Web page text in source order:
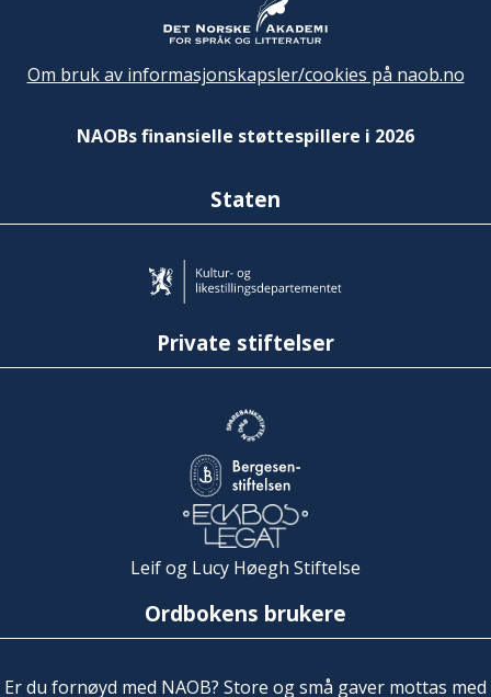
Om bruk av informasjonskapsler/cookies på naob.no
NAOBs finansielle støttespillere i 2026
Staten
Private stiftelser
Leif og Lucy Høegh Stiftelse
Ordbokens brukere
Er du fornøyd med NAOB? Store og små gaver mottas med